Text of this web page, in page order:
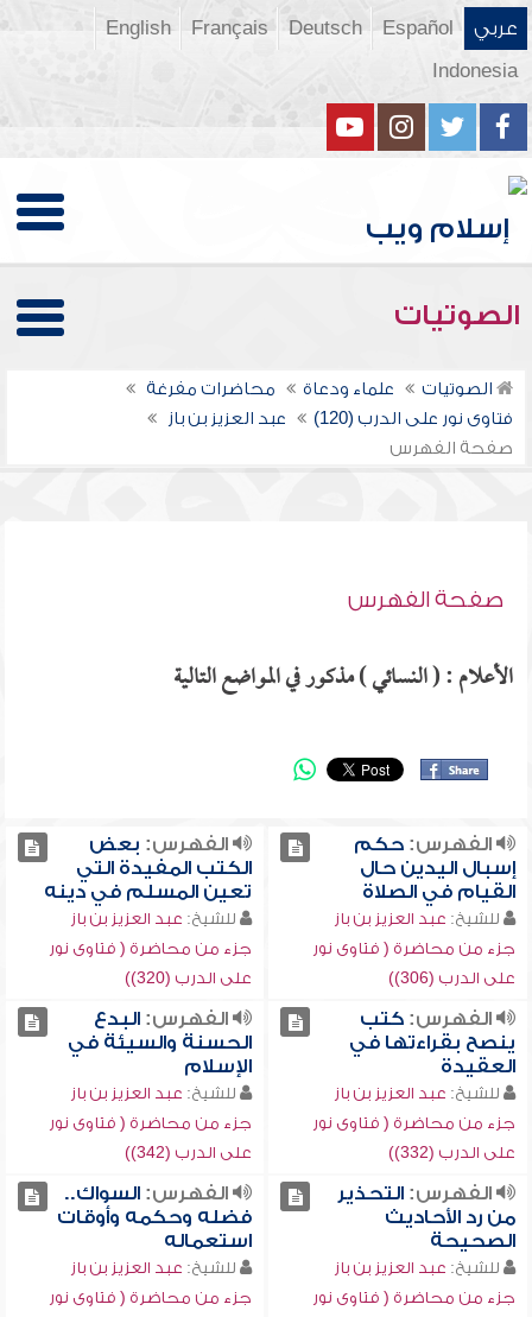
عربي Español
Deutsch
Français
English
Indonesia
الصوتيات
الصوتيات علماء ودعاة
محاضرات مفرغة
فتاوى نور على الدرب (120)
عبد العزيز بن باز
صفحة الفهرس
صفحة الفهرس
الأعلام : ( النسائي ) مذكور في المواضع التالية
الفهرس:حكم
إسبال اليدين حال
القيام في الصلاة
للشيخ: عبد العزيز بن باز
جزء من محاضرة ( فتاوى نور
على الدرب (306))
الفهرس: بعض
الكتب المفيدة التي
تعين المسلم في دينه
للشيخ: عبد العزيز بن باز
جزء من محاضرة ( فتاوى نور
على الدرب (320))
الفهرس:كتب
ينصح بقراءتها في
العقيدة
للشيخ: عبد العزيز بن باز
جزء من محاضرة ( فتاوى نور
على الدرب (332))
الفهرس:البدع
الحسنة والسيئة في
الإسلام
للشيخ: عبد العزيز بن باز
جزء من محاضرة ( فتاوى نور
على الدرب (342))
الفهرس:التحذير
من رد الأحاديث
الصحيحة
للشيخ: عبد العزيز بن باز
جزء من محاضرة ( فتاوى نور
الفهرس:السواك..
فضله وحكمه وأوقات
استعماله
للشيخ: عبد العزيز بن باز
جزء من محاضرة ( فتاوى نور